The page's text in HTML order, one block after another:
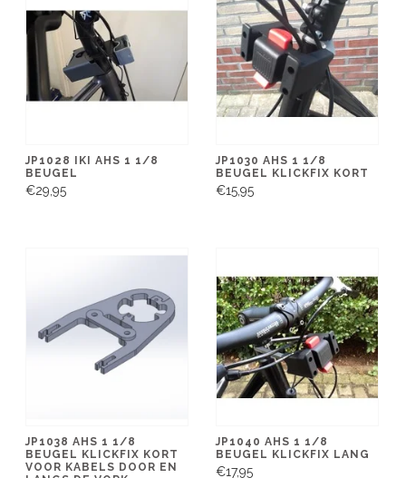
JP1028 IKI AHS 1 1/8
BEUGEL
€29,95
JP1030 AHS 1 1/8
BEUGEL KLICKFIX KORT
€15,95
JP1038 AHS 1 1/8
BEUGEL KLICKFIX KORT
VOOR KABELS DOOR EN
JP1040 AHS 1 1/8
BEUGEL KLICKFIX LANG
€17,95